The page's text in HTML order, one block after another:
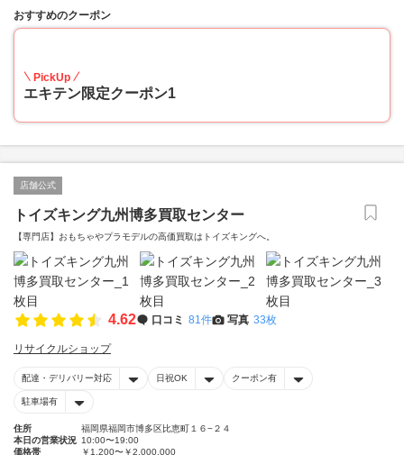
おすすめのクーポン
PickUp
エキテン限定クーポン1
店舗公式
トイズキング九州博多買取センター
【専門店】おもちゃやプラモデルの高価買取はトイズキングへ。‎
4.62 口コミ 81件 写真 33枚
リサイクルショップ
配達・デリバリー対応 日祝OK クーポン有
駐車場有
住所
福岡県福岡市博多区比恵町１６−２４
本日の営業状況 10:00〜19:00
価格帯
￥1,200〜￥2,000,000